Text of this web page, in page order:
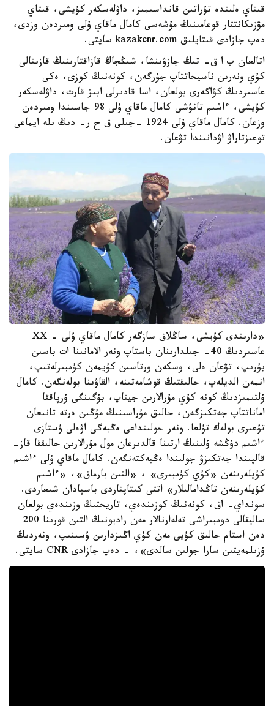
قىتاي ەلىندە تۇراتىن قانداسىمىز، داۋلەسكەر كۇيشى، قىتاي
مۋزىكانتتار قوعامىنىڭ مۇشەسى كامال ماقاي ۇلى ومىردەن وزدى،
دەپ جازادى قىتايلىق kazakcnr.com سايتى.
اتالعان ب ا ق- تىڭ جازۋىنشا، شىڭجاڭ قازاقتارىنىڭ قازىنالى
كۇي ونەرىن ناسيحاتتاپ جۇرگەن، كونەنىڭ كوزى، ەكى
عاسىردىڭ كۋاگەرى بولعان، اسا قادىرلى ابىز قارت، داۋلەسكەر
كۇيشى، ءاشىم تانۋشى كامال ماقاي ۇلى 98 جاسىندا ومىردەن
وزعان. كامال ماقاي ۇلى 1924 -جىلى ق ح ر- دىڭ ىلە ايماعى
توعىزتاراۋ اۋدانىندا تۋعان.
«دارىندى كۇيشى، ساڭلاق سازگەر كامال ماقاي ۇلى - XX
عاسىردىڭ 40- جىلدارىنان باستاپ ونەر الامانىنا ات باسىن
بۇرىپ، تۋعان ەلى، وسكەن ورتاسىن كۇيمەن كۇمبىرلەتىپ،
انمەن الديلەپ، حالىقتىڭ قوشامەتىنە، القاۋىنا بولەنگەن. كامال
ۇلتىمىزدىڭ كونە كۇي مۇرالارىن جيناپ، بۇگىنگى ۇرپاققا
اماناتتاپ جەتكىزگەن، حالىق مۇراسىنىڭ مۇڭىن ەرتە تانىعان
تۇعىرى بولەك تۇلعا. ونەر جولىنداعى ەڭبەگى اۋەلى ۇستازى
ءاشىم دۇڭشە ۇلىنىڭ ارتىنا قالدىرعان مول مۇرالارىن حالىققا قاز-
قالپىندا جەتكىزۋ جولىندا ەڭبەكتەنگەن. كامال ماقاي ۇلى ءاشىم
كۇيلەرىنەن «كۇي كۇمبىرى» ، «التىن بارماق»، «ءاشىم
كۇيلەرىنەن تاڭدامالىلار» اتتى كىتاپتاردى باسپادان شىعاردى.
سونداي- اق، كونەنىڭ كوزىندەي، تاريحتىڭ وزىندەي بولعان
ساليقالى دومبىراشى تەلەارنالار مەن راديونىڭ التىن قورىنا 200
دەن استام حالىق كۇيى مەن كۇي اڭىزدارىن ۇسىنىپ، ونەردىڭ
ۇزىلمەيتىن سارا جولىن سالدى»، - دەپ جازادى CNR سايتى.